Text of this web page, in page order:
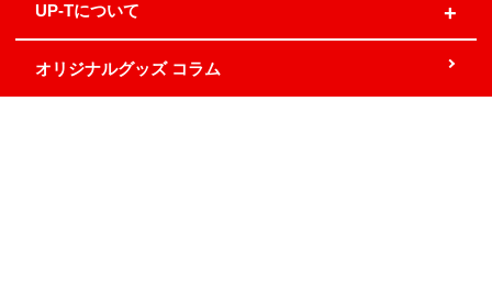
UP-Tについて
オリジナルグッズ コラム